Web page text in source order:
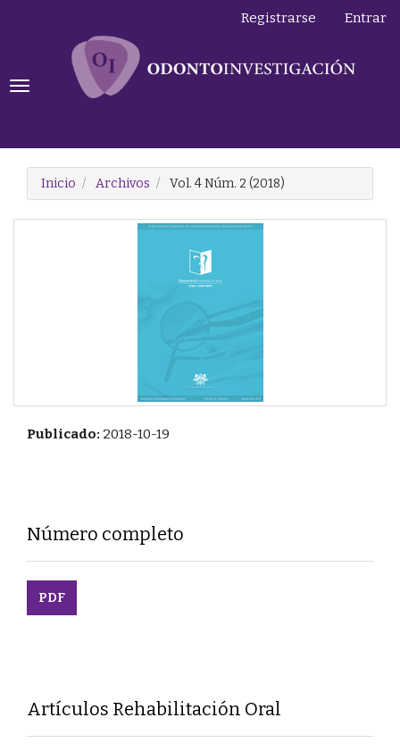
Contenido
principal
Registrarse Entrar
Toggle
Inicio Archivos Vol. 4 Núm. 2 (2018)
Publicado: 2018-10-19
Número completo
PDF
Artículos Rehabilitación Oral